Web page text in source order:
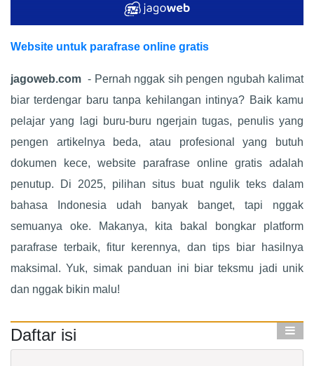
Website untuk parafrase online gratis
jagoweb.com - Pernah nggak sih pengen ngubah kalimat
biar terdengar baru tanpa kehilangan intinya? Baik kamu
pelajar yang lagi buru-buru ngerjain tugas, penulis yang
pengen artikelnya beda, atau profesional yang butuh
dokumen kece, website parafrase online gratis adalah
penutup. Di 2025, pilihan situs buat ngulik teks dalam
bahasa Indonesia udah banyak banget, tapi nggak
semuanya oke. Makanya, kita bakal bongkar platform
parafrase terbaik, fitur kerennya, dan tips biar hasilnya
maksimal. Yuk, simak panduan ini biar teksmu jadi unik
dan nggak bikin malu!
Daftar isi